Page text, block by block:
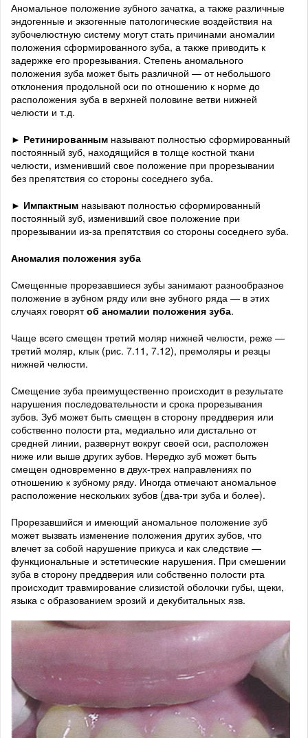
Аномальное положение зубного зачатка, а также различные
эндогенные и экзогенные патологические воздействия на
зубочелюстную систему могут стать причинами аномалии
положения сформированного зуба, а также приводить к
задержке его прорезывания. Степень аномального
положения зуба может быть различной — от небольшого
отклонения продольной оси по отношению к норме до
расположения зуба в верхней половине ветви нижней
челюсти и т.д.
► Ретинированным называют полностью сформированный
постоянный зуб, находящийся в толще костной ткани
челюсти, изменивший свое положение при прорезывании
без препятствия со стороны соседнего зуба.
► Импактным называют полностью сформированный
постоянный зуб, изменивший свое положение при
прорезывании из-за препятствия со стороны соседнего зуба.
Аномалия положения зуба
Смещенные прорезавшиеся зубы занимают разнообразное
положение в зубном ряду или вне зубного ряда — в этих
случаях говорятоб аномалии положения зуба.
Чаще всего смещен третий моляр нижней челюсти, реже —
третий моляр, клык (рис. 7.11, 7.12), премоляры и резцы
нижней челюсти.
Смещение зуба преимущественно происходит в результате
нарушения последовательности и срока прорезывания
зубов. Зуб может быть смещен в сторону преддверия или
собственно полости рта, медиально или дистально от
средней линии, развернут вокруг своей оси, расположен
ниже или выше других зубов. Нередко зуб может быть
смещен одновременно в двух-трех направлениях по
отношению к зубному ряду. Иногда отмечают аномальное
расположение нескольких зубов (два-три зуба и более).
Прорезавшийся и имеющий аномальное положение зуб
может вызвать изменение положения других зубов, что
влечет за собой нарушение прикуса и как следствие —
функциональные и эстетические нарушения. При смешении
зуба в сторону преддверия или собственно полости рта
происходит травмирование слизистой оболочки губы, щеки,
языка с образованием эрозий и декубитальных язв.